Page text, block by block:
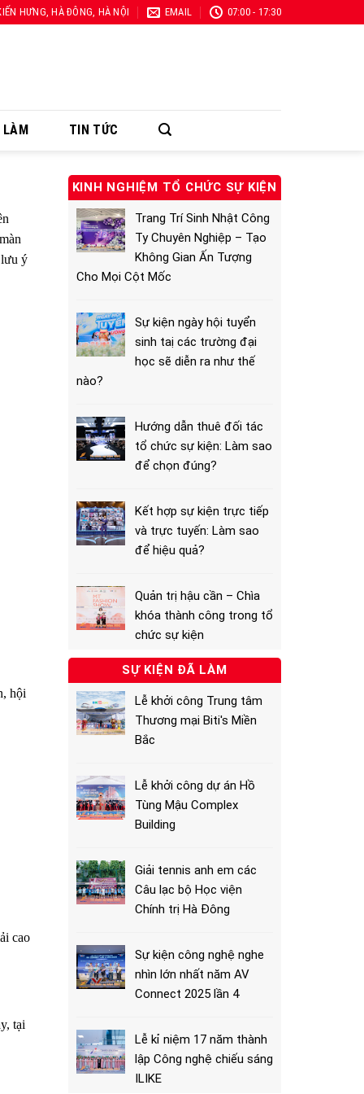
HƯNG, HÀ ĐÔNG, HÀ NỘI EMAIL 07:00 - 17:30
TIN TỨC
lưu ý
hội
cao
tại
KINH NGHIỆM TỔ CHỨC SỰ KIỆN
Trang Trí Sinh Nhật Công
Ty Chuyên Nghiệp – Tạo
Không Gian Ấn Tượng
Cho Mọi Cột Mốc
Sự kiện ngày hội tuyển
sinh taị các trường đại
học sẽ diễn ra như thế
nào?
Hướng dẫn thuê đối tác
tổ chức sự kiện: Làm sao
để chọn đúng?
Kết hợp sự kiện trực tiếp
và trực tuyến: Làm sao
để hiệu quả?
Quản trị hậu cần – Chìa
khóa thành công trong tổ
chức sự kiện
SỰ KIỆN ĐÃ LÀM
Lễ khởi công Trung tâm
Thương mại Biti's Miền
Bắc
Lễ khởi công dự án Hồ
Tùng Mậu Complex
Building
Giải tennis anh em các
Câu lạc bộ Học viện
Chính trị Hà Đông
Sự kiện công nghệ nghe
nhìn lớn nhất năm AV
Connect 2025 lần 4
Lễ kỉ niệm 17 năm thành
lập Công nghệ chiếu sáng
ILIKE